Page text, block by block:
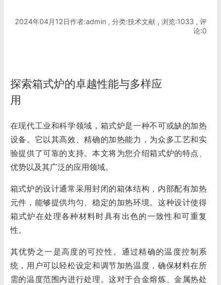
2024年04月12日作者:admin , 分类:技术文献 , 浏览:1033 , 评
论:0
探索箱式炉的卓越性能与多样应
用
在现代工业和科学领域， 箱式炉是一种不可或缺的加热
设备。它以其高效、精确的加热能力，为众多工艺和实
验提供了可靠的支持。本文将为您介绍箱式炉的特点、
优势以及其广泛的应用领域。
箱式炉的设计通常采用封闭的箱体结构，内部配有加热
元件，能够提供均匀、稳定的加热环境。这种设计使得
箱式炉在处理各种材料时具有出色的一致性和可重复
性。
其优势之一是高度的可控性。通过精确的温度控制系
统，用户可以轻松设定和调节加热温度，确保材料在所
需的温度范围内进行处理。这对于合金熔炼、金属热处